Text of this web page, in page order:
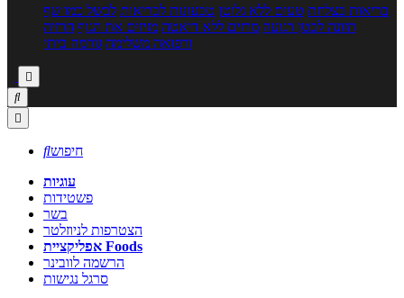
בריאות בצלחת טעים ללא גלוטן טבעונות לבריאות לבשל כמו שף
תזונה לבטן רגועה מרזים ללא דיאטה מזיזים את הגוף הרזיה
ורפואה משלימה גורמה ביתי



חיפוש
עוגיות
פשטידות
בשר
הצטרפות לניוזלטר
אפליקציית Foods
הרשמה לוובינר
סרגל נגישות